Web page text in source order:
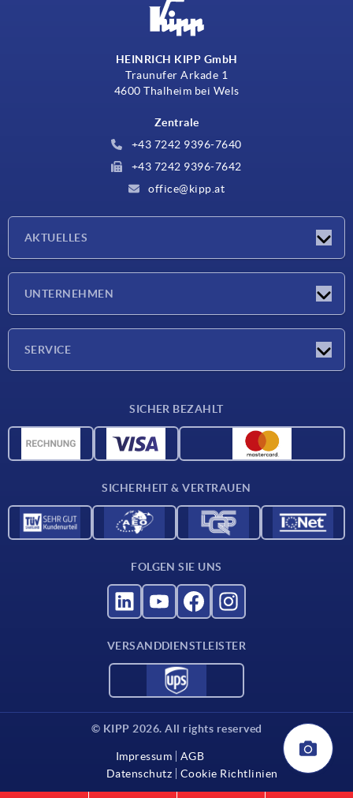
HEINRICH KIPP GmbH
Traunufer Arkade 1
4600 Thalheim bei Wels
Zentrale
+43 7242 9396-7640
+43 7242 9396-7642
office@kipp.at
AKTUELLES
UNTERNEHMEN
SERVICE
CAD-Daten
Für Lieferanten
SICHER BEZAHLT
SICHERHEIT & VERTRAUEN
FOLGEN SIE UNS
VERSANDDIENSTLEISTER
© KIPP 2026. All rights reserved
Impressum
AGB
Datenschutz
Cookie Richtlinien